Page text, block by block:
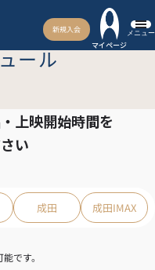
新規入会
マイページ
メニュー
ール
上映開始時間を
い
成田 成田IMAX
です。